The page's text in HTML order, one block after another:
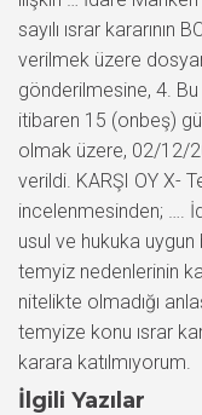
İlgili Yazılar